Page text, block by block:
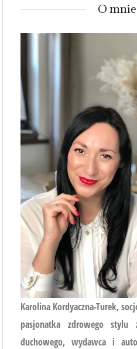
O mnie
Karolina Kordyaczna-Turek,
pasjonatka zdrowego stylu
duchowego, wydawca i